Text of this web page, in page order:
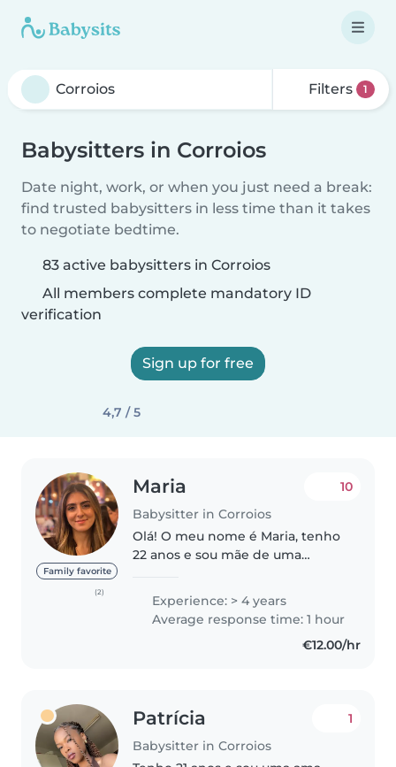
Filters 1
Babysitters in Corroios
Date night, work, or when you just need a break:
find trusted babysitters in less time than it takes
to negotiate bedtime.
83 active babysitters in Corroios
All members complete mandatory ID
verification
Sign up for free
4,7 / 5
Family favorite
(2)
Maria
Babysitter in Corroios
10
Olá! O meu nome é Maria, tenho
22 anos e sou mãe de uma
ampla experiência com bebés e
crianças de várias idades, algo
que me trouxe sensibilidade,
Experience: > 4 years
Average response time: 1 hour
€12.00/hr
Patrícia
Babysitter in Corroios
1